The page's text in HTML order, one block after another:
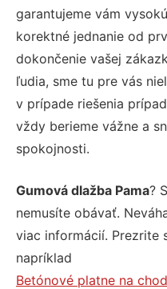
garantujeme vám
korektné jednanie od
dokončenie vašej
ľudia, sme tu pre vás
v prípade riešenia
vždy berieme vážne a
spokojnosti.
Gumová dlažba Pama?
nemusíte obávať.
viac informácií. Prezrite
napríklad
Betónové platne na